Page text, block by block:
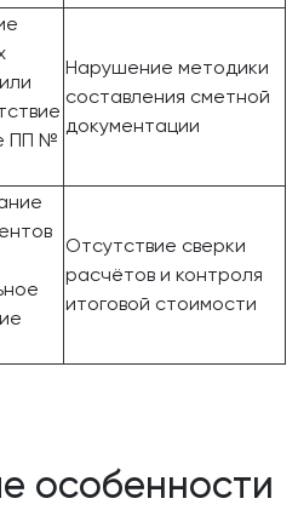
ПП №
Нарушение методики
составления сметной
документации
Отсутствие сверки
расчётов и контроля
итоговой стоимости
особенности